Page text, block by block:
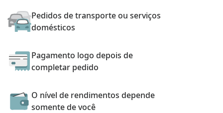
Pedidos de transporte ou serviços
domésticos
Pagamento logo depois de
completar pedido
O nível de rendimentos depende
somente de você